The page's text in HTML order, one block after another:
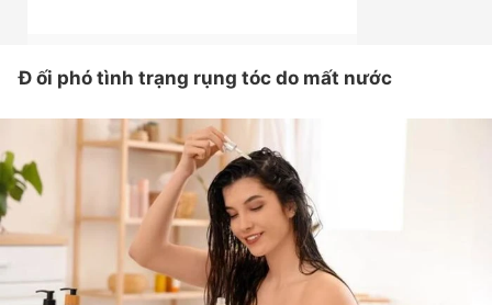
Đ ối phó tình trạng rụng tóc do mất nước